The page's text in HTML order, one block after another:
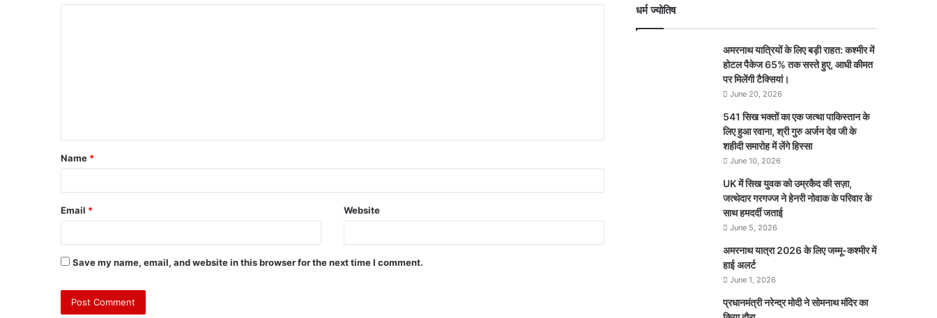
Name *
Email * Website
Save my name, email, and website in this browser for the next time I comment.
धर्म ज्योतिष
अमरनाथ यात्रियों के लिए बड़ी राहत: कश्मीर में
होटल पैकेज 65% तक सस्ते हुए, आधी कीमत
पर मिलेंगी टैक्सियां।
June 20, 2026
541 सिख भक्तों का एक जत्था पाकिस्तान के
लिए हुआ रवाना, श्री गुरु अर्जन देव जी के
शहीदी समारोह में लेंगे हिस्सा
June 10, 2026
UK में सिख युवक को उम्रकैद की सज़ा,
जत्थेदार गरगज्ज ने हेनरी नोवाक के परिवार के
साथ हमदर्दी जताई
June 5, 2026
अमरनाथ यात्रा 2026 के लिए जम्मू-कश्मीर में
हाई अलर्ट
June 1, 2026
प्रधानमंत्री नरेन्‍द्र मोदी ने सोमनाथ मंदिर का